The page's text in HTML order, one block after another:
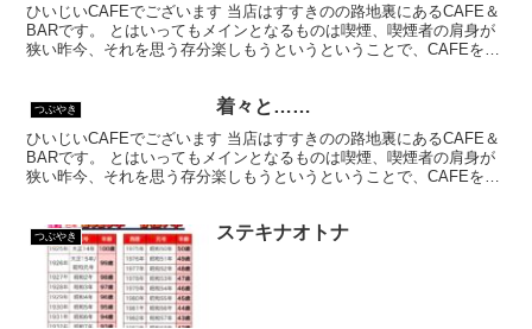
ひいじいCAFEでございます 当店はすすきのの路地裏にあるCAFE＆
BARです。 とはいってもメインとなるものは喫煙、喫煙者の肩身が
狭い昨今、それを思う存分楽しもうというということで、CAFEを名
つぶやき 着々と……
ひいじいCAFEでございます 当店はすすきのの路地裏にあるCAFE＆
BARです。 とはいってもメインとなるものは喫煙、喫煙者の肩身が
狭い昨今、それを思う存分楽しもうというということで、CAFEを名
つぶやき ステキナオトナ